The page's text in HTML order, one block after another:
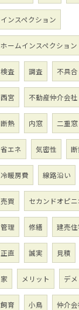
インスペクション
ホームインスペクション
検査 調査 不具合
西宮 不動産仲介会社
断熱 内窓 二重窓
省エネ 気密性
冷暖房費 線路沿い
売買 セカンドオピ
管理 修繕 建売住
正直 誠実 見積
家 メリット デ
飼育 小鳥 仲介会